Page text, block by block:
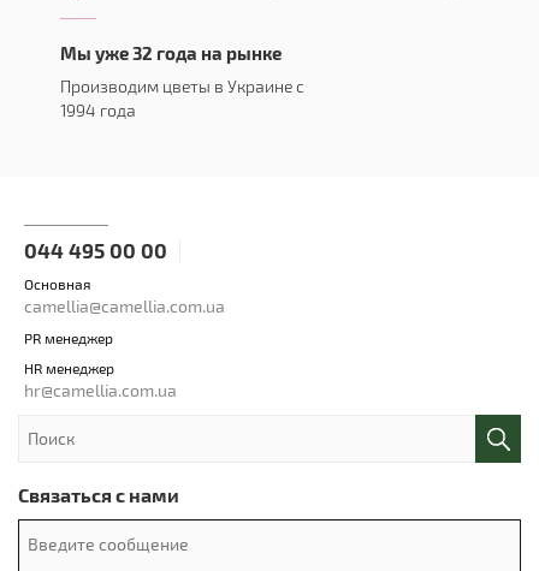
Мы уже 32 года на рынке
Производим цветы в Украине с
1994 года
044 495 00 00
Основная
camellia@camellia.com.ua
PR менеджер
HR менеджер
hr@camellia.com.ua
Связаться с нами